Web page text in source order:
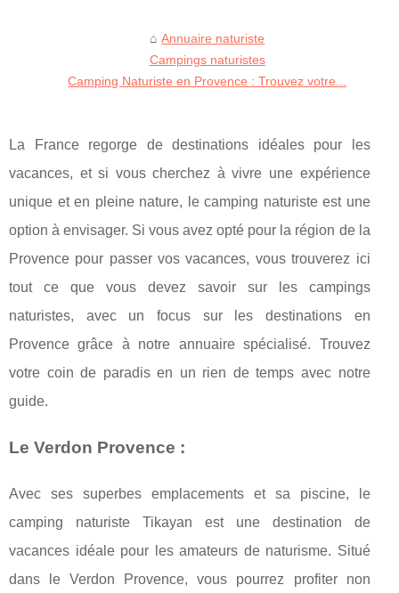
Annuaire naturiste
Campings naturistes
Camping Naturiste en Provence : Trouvez votre...
La France regorge de destinations idéales pour les
vacances, et si vous cherchez à vivre une expérience
unique et en pleine nature, le camping naturiste est une
option à envisager. Si vous avez opté pour la région de la
Provence pour passer vos vacances, vous trouverez ici
tout ce que vous devez savoir sur les campings
naturistes, avec un focus sur les destinations en
Provence grâce à notre annuaire spécialisé. Trouvez
votre coin de paradis en un rien de temps avec notre
guide.
Le Verdon Provence :
Avec ses superbes emplacements et sa piscine, le
camping naturiste Tikayan est une destination de
vacances idéale pour les amateurs de naturisme. Situé
dans le Verdon Provence, vous pourrez profiter non